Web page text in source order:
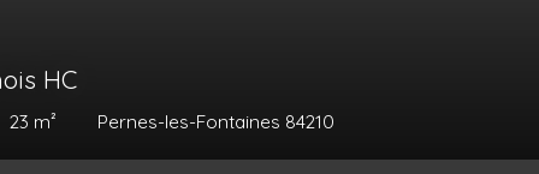
€ /mois HC
75m² Carpentras 84200